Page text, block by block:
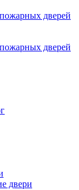
дверей
дверей
двери